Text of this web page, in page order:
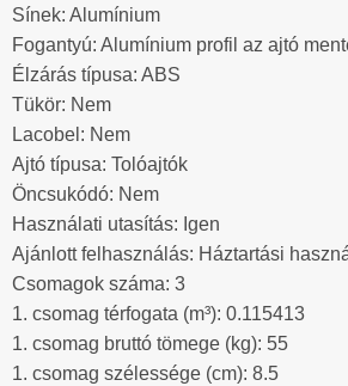
Sínek: Alumínium
Fogantyú: Alumínium profil az ajtó
Élzárás típusa: ABS
Tükör: Nem
Lacobel: Nem
Ajtó típusa: Tolóajtók
Öncsukódó: Nem
Használati utasítás: Igen
Ajánlott felhasználás: Háztartási
Csomagok száma: 3
1. csomag térfogata (m³): 0.115413
1. csomag bruttó tömege (kg): 55
1. csomag szélessége (cm): 8.5